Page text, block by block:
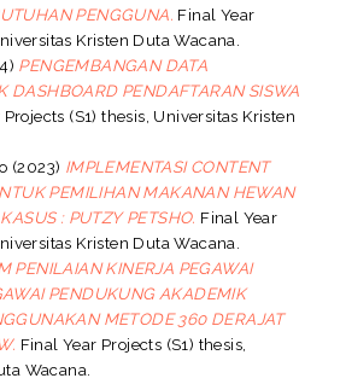
PENGGUNA. Final Year
Kristen Duta Wacana.
PENGEMBANGAN DATA
DASHBOARD PENDAFTARAN SISWA
(S1) thesis, Universitas Kristen
(2023) IMPLEMENTASI CONTENT
PEMILIHAN MAKANAN HEWAN
: PUTZY PETSHO. Final Year
Kristen Duta Wacana.
PENILAIAN KINERJA PEGAWAI
PENDUKUNG AKADEMIK
METODE 360 DERAJAT
Final Year Projects (S1) thesis,
Wacana.